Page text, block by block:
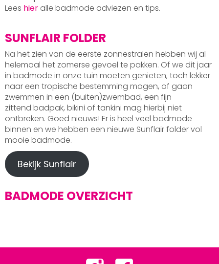
Lees hier alle badmode adviezen en tips.
SUNFLAIR FOLDER
Na het zien van de eerste zonnestralen hebben wij al
helemaal het zomerse gevoel te pakken. Of we dit jaar
in badmode in onze tuin moeten genieten, toch lekker
naar een tropische bestemming mogen, of gaan
zwemmen in een (buiten)zwembad, een fijn
zittend badpak, bikini of tankini mag hierbij niet
ontbreken. Goed nieuws! Er is heel veel badmode
binnen en we hebben een nieuwe Sunflair folder vol
mooie badmode.
Bekijk Sunflair
BADMODE OVERZICHT